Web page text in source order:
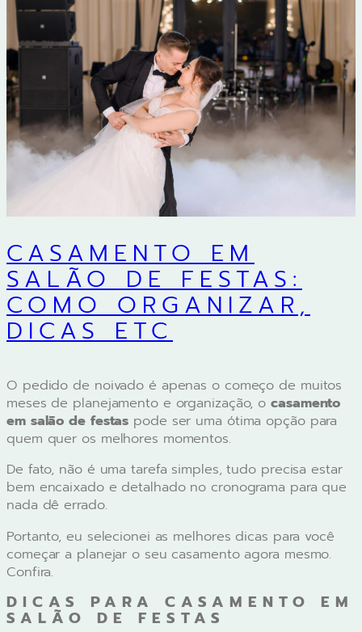
CASAMENTO EM
SALÃO DE FESTAS:
COMO ORGANIZAR,
DICAS ETC
O pedido de noivado é apenas o começo de muitos
meses de planejamento e organização, ocasamento
em salão de festas pode ser uma ótima opção para
quem quer os melhores momentos.
De fato, não é uma tarefa simples, tudo precisa estar
bem encaixado e detalhado no cronograma para que
nada dê errado.
Portanto, eu selecionei as melhores dicas para você
começar a planejar o seu casamento agora mesmo.
Confira.
DICAS PARA CASAMENTO EM
SALÃO DE FESTAS